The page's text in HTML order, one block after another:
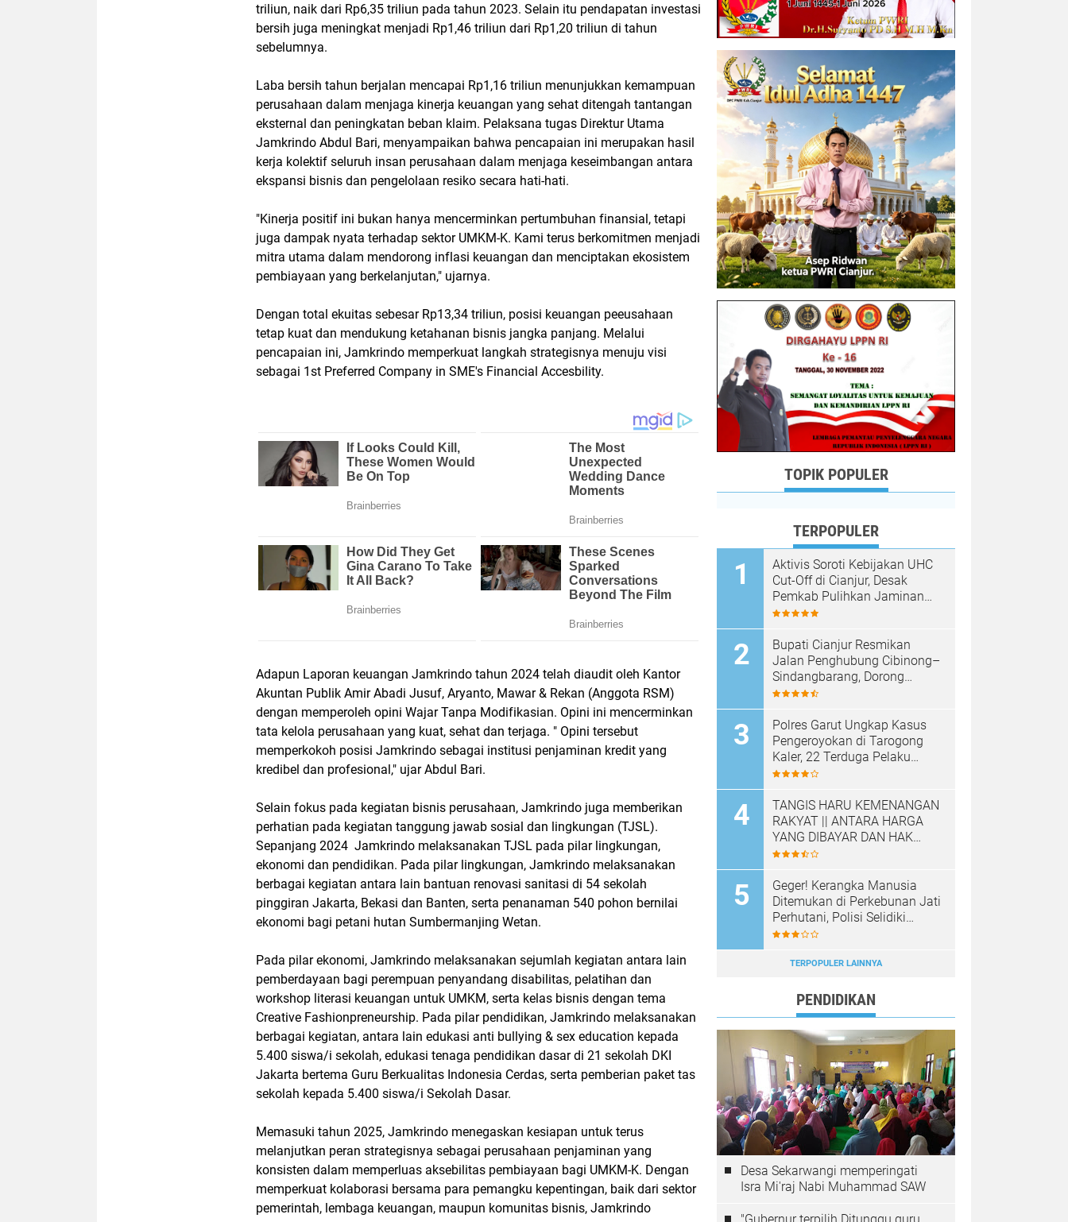
triliun, naik dari Rp6,35 triliun pada tahun 2023. Selain itu pendapatan investasi
bersih juga meningkat menjadi Rp1,46 triliun dari Rp1,20 triliun di tahun
sebelumnya.
Laba bersih tahun berjalan mencapai Rp1,16 triliun menunjukkan kemampuan
perusahaan dalam menjaga kinerja keuangan yang sehat ditengah tantangan
eksternal dan peningkatan beban klaim. Pelaksana tugas Direktur Utama
Jamkrindo Abdul Bari, menyampaikan bahwa pencapaian ini merupakan hasil
kerja kolektif seluruh insan perusahaan dalam menjaga keseimbangan antara
ekspansi bisnis dan pengelolaan resiko secara hati-hati.
"Kinerja positif ini bukan hanya mencerminkan pertumbuhan finansial, tetapi
juga dampak nyata terhadap sektor UMKM-K. Kami terus berkomitmen menjadi
mitra utama dalam mendorong inflasi keuangan dan menciptakan ekosistem
pembiayaan yang berkelanjutan," ujarnya.
Dengan total ekuitas sebesar Rp13,34 triliun, posisi keuangan peeusahaan
tetap kuat dan mendukung ketahanan bisnis jangka panjang. Melalui
pencapaian ini, Jamkrindo memperkuat langkah strategisnya menuju visi
sebagai 1st Preferred Company in SME's Financial Accesbility.
Adapun Laporan keuangan Jamkrindo tahun 2024 telah diaudit oleh Kantor
Akuntan Publik Amir Abadi Jusuf, Aryanto, Mawar & Rekan (Anggota RSM)
dengan memperoleh opini Wajar Tanpa Modifikasian. Opini ini mencerminkan
tata kelola perusahaan yang kuat, sehat dan terjaga. " Opini tersebut
memperkokoh posisi Jamkrindo sebagai institusi penjaminan kredit yang
kredibel dan profesional," ujar Abdul Bari.
Selain fokus pada kegiatan bisnis perusahaan, Jamkrindo juga memberikan
perhatian pada kegiatan tanggung jawab sosial dan lingkungan (TJSL).
Sepanjang 2024 Jamkrindo melaksanakan TJSL pada pilar lingkungan,
ekonomi dan pendidikan. Pada pilar lingkungan, Jamkrindo melaksanakan
berbagai kegiatan antara lain bantuan renovasi sanitasi di 54 sekolah
pinggiran Jakarta, Bekasi dan Banten, serta penanaman 540 pohon bernilai
ekonomi bagi petani hutan Sumbermanjing Wetan.
Pada pilar ekonomi, Jamkrindo melaksanakan sejumlah kegiatan antara lain
pemberdayaan bagi perempuan penyandang disabilitas, pelatihan dan
workshop literasi keuangan untuk UMKM, serta kelas bisnis dengan tema
Creative Fashionpreneurship. Pada pilar pendidikan, Jamkrindo melaksanakan
berbagai kegiatan, antara lain edukasi anti bullying & sex education kepada
5.400 siswa/i sekolah, edukasi tenaga pendidikan dasar di 21 sekolah DKI
Jakarta bertema Guru Berkualitas Indonesia Cerdas, serta pemberian paket tas
sekolah kepada 5.400 siswa/i Sekolah Dasar.
Memasuki tahun 2025, Jamkrindo menegaskan kesiapan untuk terus
melanjutkan peran strategisnya sebagai perusahaan penjaminan yang
konsisten dalam memperluas aksebilitas pembiayaan bagi UMKM-K. Dengan
memperkuat kolaborasi bersama para pemangku kepentingan, baik dari sektor
pemerintah, lembaga keuangan, maupun komunitas bisnis, Jamkrindo
TOPIK POPULER
TERPOPULER
Aktivis Soroti Kebijakan UHC
Cut-Off di Cianjur, Desak
Pemkab Pulihkan Jaminan
Kesehatan Warga
Bupati Cianjur Resmikan
Jalan Penghubung Cibinong–
Sindangbarang, Dorong
Konektivitas dan
Cianjur Selatan
Polres Garut Ungkap Kasus
Pengeroyokan di Tarogong
Kaler, 22 Terduga Pelaku
Berhasil Diamankan
TANGIS HARU KEMENANGAN
RAKYAT || ANTARA HARGA
YANG DIBAYAR DAN HAK
YANG DIRAMPAS
Geger! Kerangka Manusia
Ditemukan di Perkebunan Jati
Perhutani, Polisi Selidiki
Identitas Korban
TERPOPULER LAINNYA
PENDIDIKAN
Desa Sekarwangi memperingati
Isra Mi'raj Nabi Muhammad SAW